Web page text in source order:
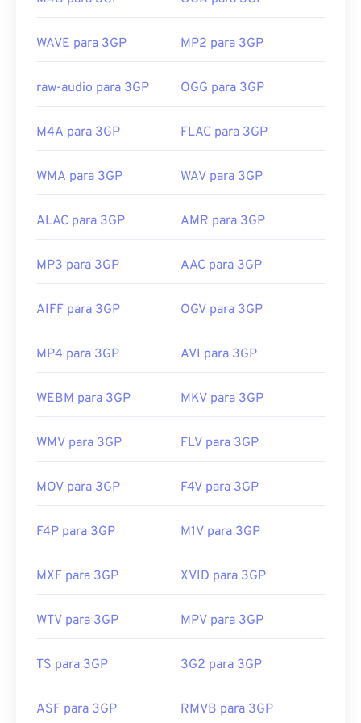
MP4.
Desenvolvido por:
Projeto de Parceria de 3ª
Geração (3GPP)
Lançamento inicial:
https://en.wikipedia.org/wiki/3GP_and_3G2
WAVE para 3GP MP2 para 3GP
raw-audio para 3GP OGG para 3GP
M4A para 3GP FLAC para 3GP
WMA para 3GP WAV para 3GP
ALAC para 3GP AMR para 3GP
MP3 para 3GP AAC para 3GP
AIFF para 3GP OGV para 3GP
MP4 para 3GP AVI para 3GP
WEBM para 3GP MKV para 3GP
WMV para 3GP FLV para 3GP
MOV para 3GP F4V para 3GP
F4P para 3GP M1V para 3GP
MXF para 3GP XVID para 3GP
WTV para 3GP MPV para 3GP
TS para 3GP 3G2 para 3GP
ASF para 3GP RMVB para 3GP